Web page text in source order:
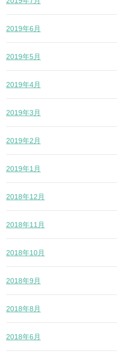
2019年6月
2019年5月
2019年4月
2019年3月
2019年2月
2019年1月
2018年12月
2018年11月
2018年10月
2018年9月
2018年8月
2018年6月